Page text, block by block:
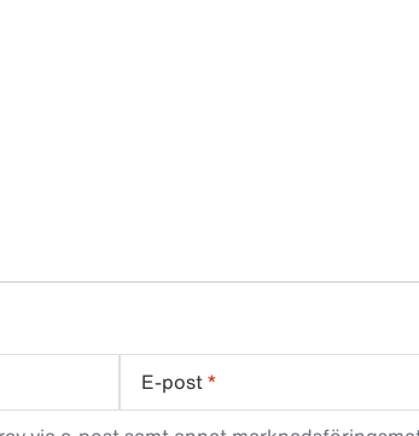
E-post*